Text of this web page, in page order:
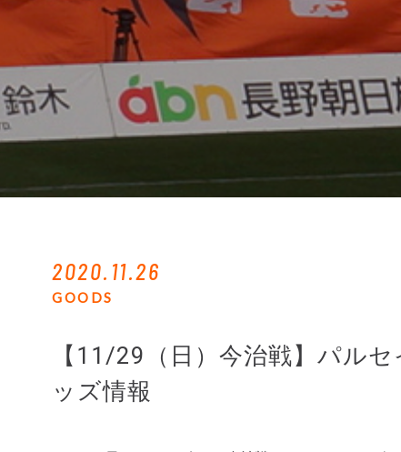
2020.11.26
GOODS
【11/29（日）今治戦】パル
ッズ情報